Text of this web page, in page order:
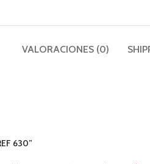
VALORACIONES (0)
630”